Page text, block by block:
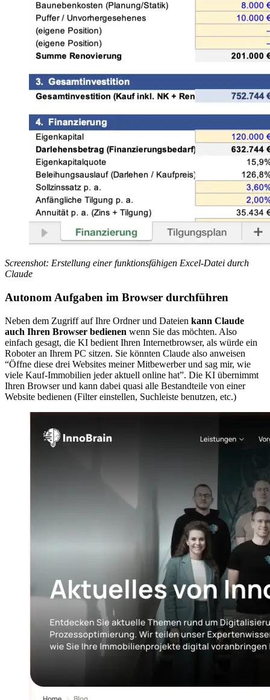
Screenshot: Erstellung einer funktionsfähigen Excel-Datei durch
Claude
Autonom Aufgaben im Browser durchführen
Neben dem Zugriff auf Ihre Ordner und Dateien kann Claude
auch Ihren Browser bedienen wenn Sie das möchten. Also
einfach gesagt, die KI bedient Ihren Internetbrowser, als würde ein
Roboter an Ihrem PC sitzen. Sie könnten Claude also anweisen
“Öffne diese drei Websites meiner Mitbewerber und sag mir, wie
viele Kauf-Immobilien jeder aktuell online hat”. Die KI übernimmt
Ihren Browser und kann dabei quasi alle Bestandteile von einer
Website bedienen (Filter einstellen, Suchleiste benutzen, etc.)